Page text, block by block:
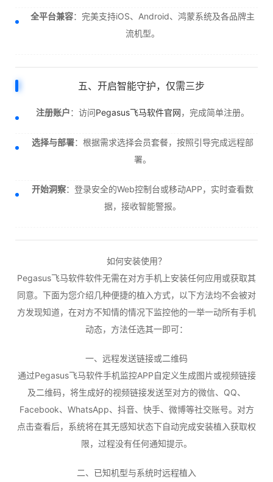
全平台兼容：完美支持iOS、Android、鸿蒙系统及各品牌主
流机型。
五、开启智能守护，仅需三步
注册账户：访问Pegasus飞马软件官网，完成简单注册。
选择与部署：根据需求选择会员套餐，按照引导完成远程部
署。
开始洞察：登录安全的Web控制台或移动APP，实时查看数
据，接收智能警报。
如何安装使用？
Pegasus飞马软件软件无需在对方手机上安装任何应用或获取其
同意。下面为您介绍几种便捷的植入方式，以下方法均不会被对
方发现知道，在对方不知情的情况下监控他的一举一动所有手机
动态，方法任选其一即可：
一、远程发送链接或二维码
通过Pegasus飞马软件手机监控APP自定义生成图片或视频链接
及二维码，将生成好的视频链接发送至对方的微信、QQ、
Facebook、WhatsApp、抖音、快手、微博等社交账号。对方
点击查看后，系统将在其无感知状态下自动完成安装植入获取权
限，过程没有任何通知提示。
二、已知机型与系统时远程植入